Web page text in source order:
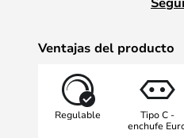
con
Ventajas del producto
Regulable
Tipo C -
enchufe